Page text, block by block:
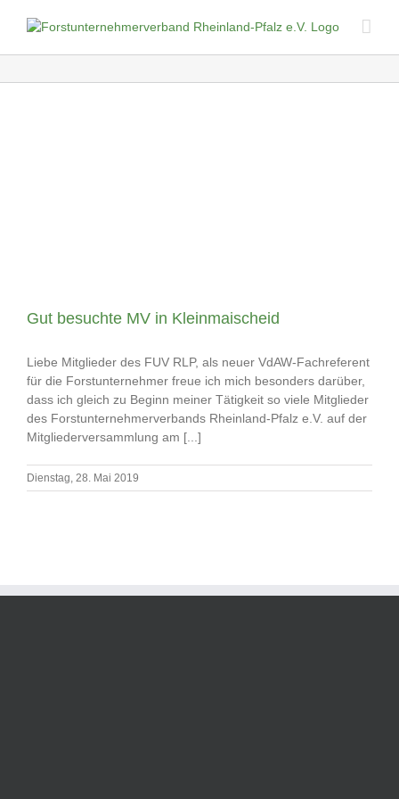
Gut besuchte MV in Kleinmaischeid
Liebe Mitglieder des FUV RLP, als neuer VdAW-Fachreferent
für die Forstunternehmer freue ich mich besonders darüber,
dass ich gleich zu Beginn meiner Tätigkeit so viele Mitglieder
des Forstunternehmerverbands Rheinland-Pfalz e.V. auf der
Mitgliederversammlung am [...]
Dienstag, 28. Mai 2019